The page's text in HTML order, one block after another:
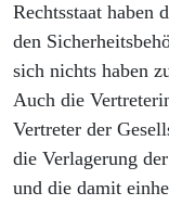
Rechtsstaat haben
den
sich nichts haben
Auch die
Vertreter der
die Verlagerung
und die damit